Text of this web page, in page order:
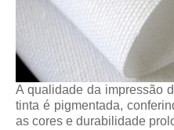
A qualidade da impressão
tinta é pigmentada,
as cores e durabilidade